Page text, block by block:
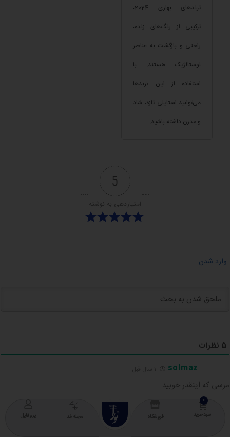
سبدخرید فروشگاه
NOURA
مجله مُد پروفایل
ترندهای بهاری 2024،
ترکیبی از رنگ‌های زنده،
راحتی و بازگشت به عناصر
نوستالژیک هستند. با
استفاده از این ترندها
می‌توانید استایلی تازه، شاد
و مدرن داشته باشید.
5
امتیازدهی به نوشته
وارد شدن
5 نظرات
solmaz
مرسی که اینقدر خوبید